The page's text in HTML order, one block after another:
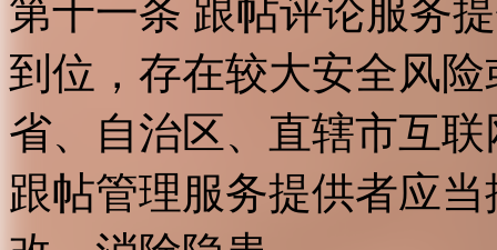
第十一条 跟帖评论服务
到位，存在较大安全风
省、自治区、直辖市互
跟帖管理服务提供者应